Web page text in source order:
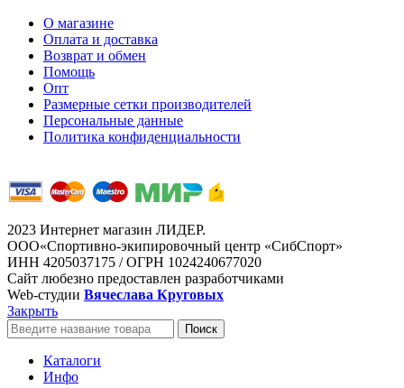
О магазине
Оплата и доставка
Возврат и обмен
Помощь
Опт
Размерные сетки производителей
Персональные данные
Политика конфиденциальности
2023 Интернет магазин ЛИДЕР.
ООО«Спортивно-экипировочный центр «СибСпорт»
ИНН 4205037175 / ОГРН 1024240677020
Сайт любезно предоставлен разработчиками
Web-студии Вячеслава Круговых
Закрыть
Поиск
Каталоги
Инфо